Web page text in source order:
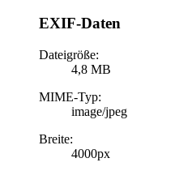
EXIF-Daten
Dateigröße:
4,8 MB
MIME-Typ:
image/jpeg
Breite:
4000px